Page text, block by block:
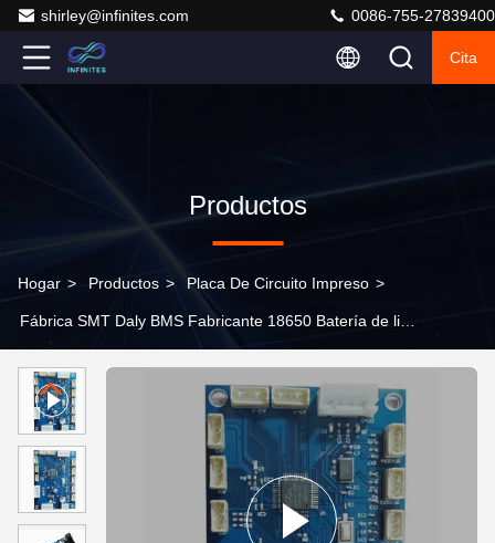
shirley@infinites.com 0086-755-27839400
Cita
Productos
Hogar > Productos > Placa De Circuito Impreso >
Fábrica SMT Daly BMS Fabricante 18650 Batería de litio